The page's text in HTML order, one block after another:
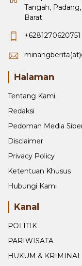
Tangah,
Barat.
+6281270620751
Halaman
Tentang Kami
Redaksi
Pedoman Media
Disclaimer
Privacy Policy
Ketentuan Khusus
Hubungi Kami
Kanal
POLITIK
PARIWISATA
HUKUM & KRIMINAL